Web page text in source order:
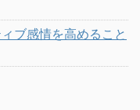
ブ感情を高めること